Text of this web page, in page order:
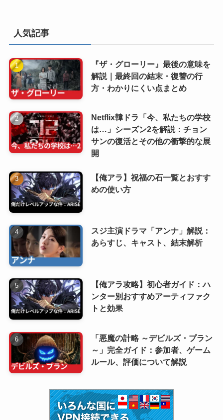
人気記事
『ザ・グローリー』最後の意味を
解説｜最終回の結末・復讐の行
方・わかりにくい点まとめ
Netflix韓ドラ「今、私たちの学校
は…」シーズン2を解説：チョン
サンの復活とその他の衝撃的な展
開
【俺アラ】祝福の石一覧とおすす
めの使い方
スジ主演ドラマ「アンナ」解説：
あらすじ、キャスト、結末解析
【俺アラ攻略】初心者ガイド：ハ
ンター別おすすめアーティファク
トと効果
「悪魔の計略 ～デビルズ・プラン
～」完全ガイド：参加者、ゲーム
ルール、評価について解説